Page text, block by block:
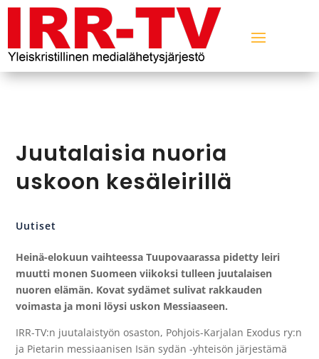
Juutalaisia nuoria
uskoon kesäleirillä
Uutiset
Heinä-elokuun vaihteessa Tuupovaarassa pidetty leiri
muutti monen Suomeen viikoksi tulleen juutalaisen
nuoren elämän. Kovat sydämet sulivat rakkauden
voimasta ja moni löysi uskon Messiaaseen.
IRR-TV:n juutalaistyön osaston, Pohjois-Karjalan Exodus ry:n
ja Pietarin messiaanisen Isän sydän -yhteisön järjestämä